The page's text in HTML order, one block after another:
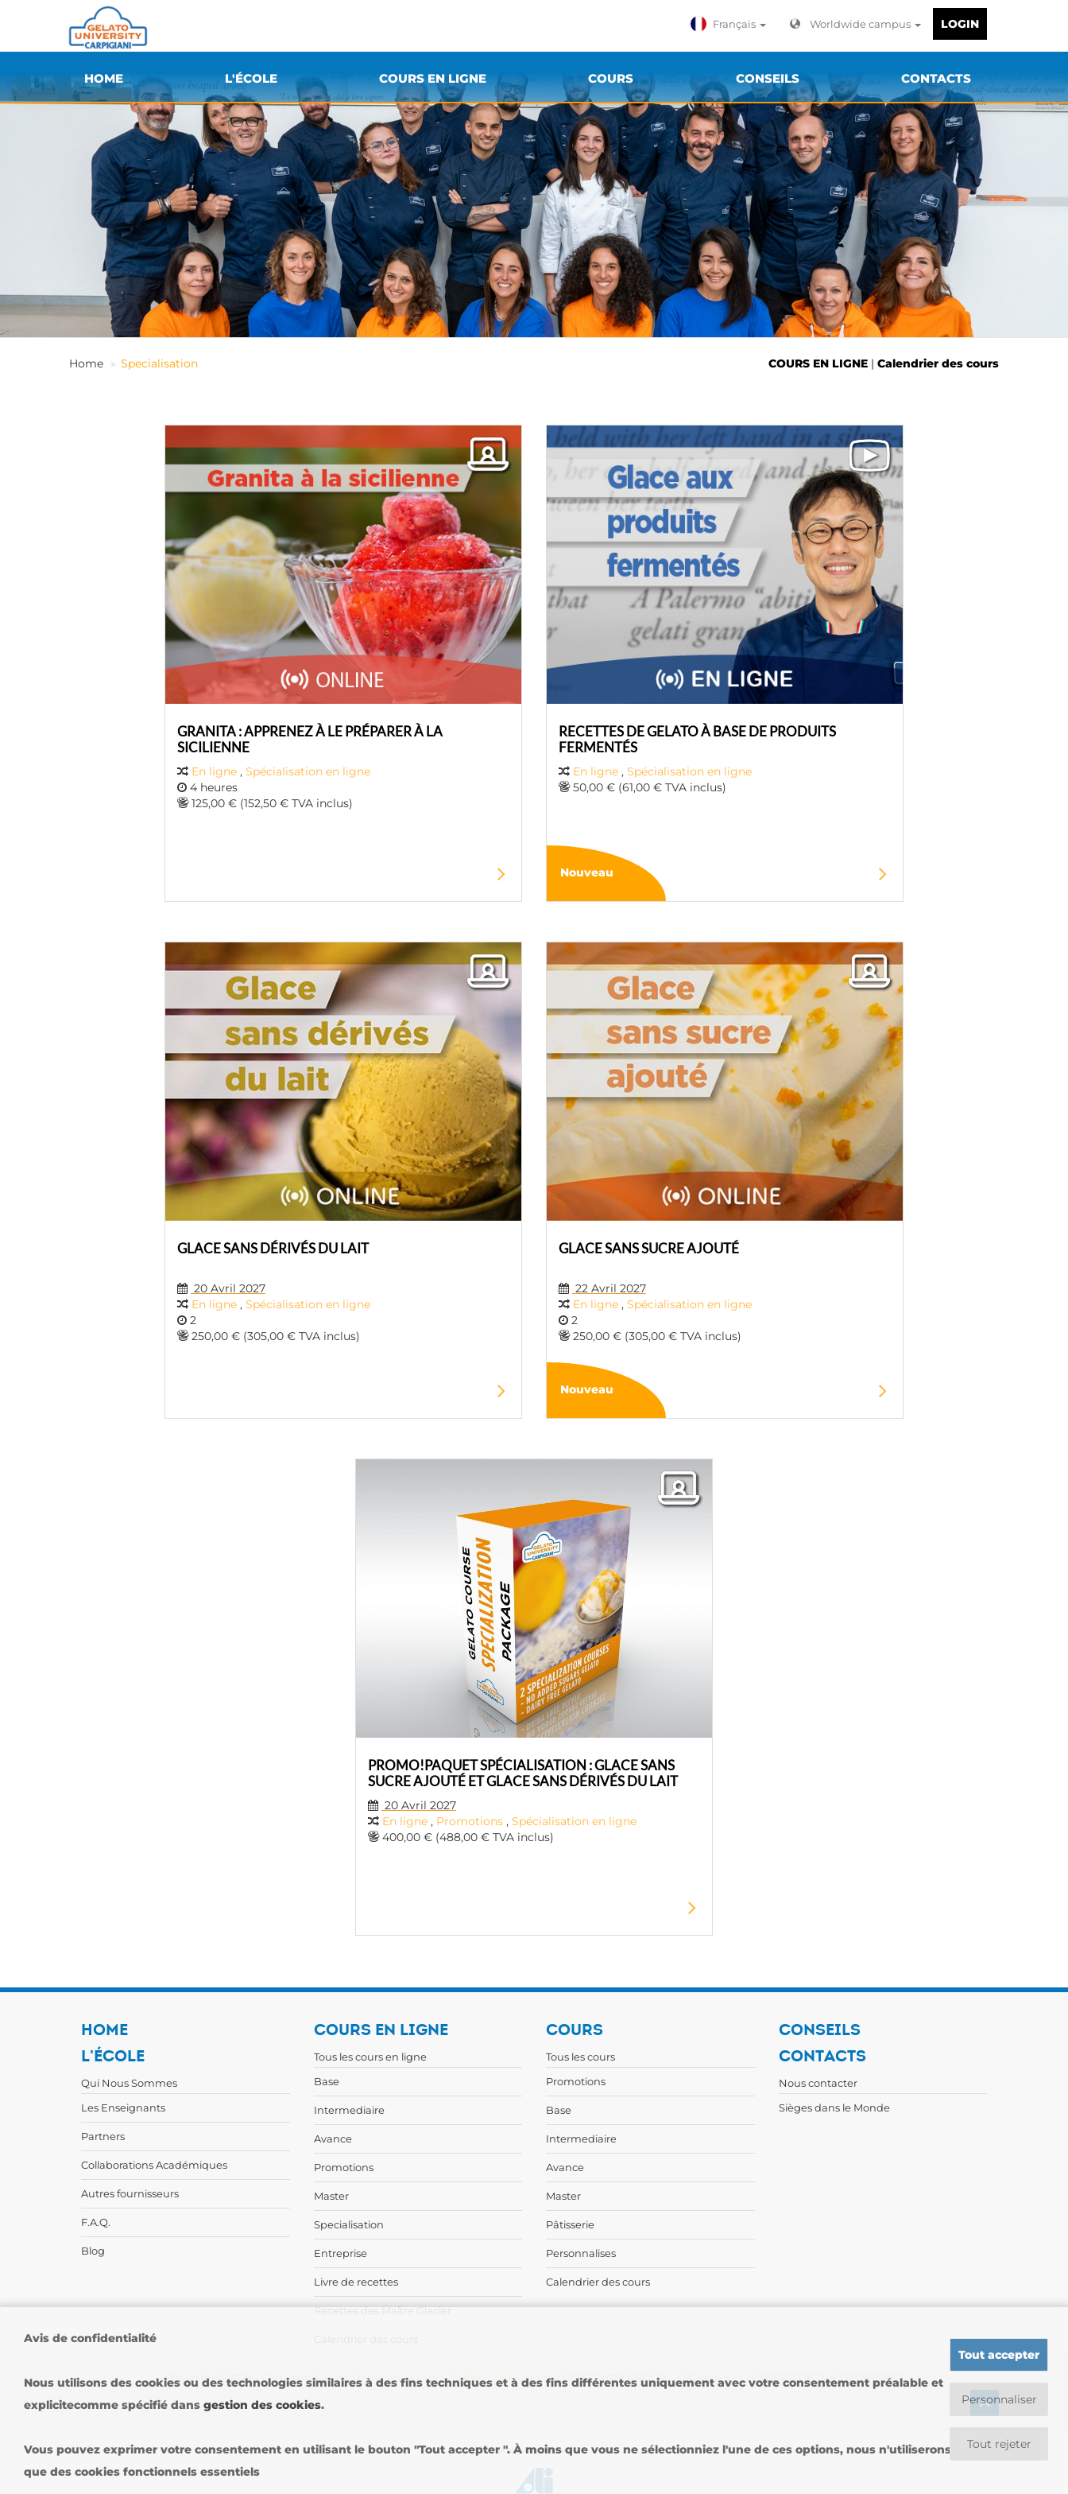
Français Worldwide campus LOGIN
HOME L'ÉCOLE COURS EN LIGNE COURS CONSEILS CONTACTS
Home Specialisation COURS EN LIGNE | Calendrier des cours
GRANITA : APPRENEZ À LE PRÉPARER À LA
SICILIENNE
En ligne , Spécialisation en ligne
4 heures
125,00 € (152,50 € TVA inclus)
RECETTES DE GELATO À BASE DE PRODUITS
FERMENTÉS
En ligne , Spécialisation en ligne
50,00 € (61,00 € TVA inclus)
Nouveau
GLACE SANS DÉRIVÉS DU LAIT
20 Avril 2027
En ligne , Spécialisation en ligne
2
250,00 € (305,00 € TVA inclus)
GLACE SANS SUCRE AJOUTÉ
22 Avril 2027
En ligne , Spécialisation en ligne
2
250,00 € (305,00 € TVA inclus)
Nouveau
PROMO!PAQUET SPÉCIALISATION : GLACE SANS
SUCRE AJOUTÉ ET GLACE SANS DÉRIVÉS DU LAIT
20 Avril 2027
En ligne , Promotions , Spécialisation en ligne
400,00 € (488,00 € TVA inclus)
HOME
L'ÉCOLE
Qui Nous Sommes
Les Enseignants
Partners
Collaborations Académiques
Autres fournisseurs
F.A.Q.
Blog
COURS EN LIGNE
Tous les cours en ligne
Base
Intermediaire
Avance
Promotions
Master
Specialisation
Entreprise
Livre de recettes
Recettes des Maître Glacier
COURS
Tous les cours
Promotions
Base
Intermediaire
Avance
Master
Pâtisserie
Personnalises
Calendrier des cours
CONSEILS
CONTACTS
Nous contacter
Sièges dans le Monde
Copyright © 2026 - Carpigiani Gelato University - Privacy Policy Cookie Policy | CARPIGIANI GROUP - Ali Group S.r.l. NUMÉRO DE TVA 13239980967
Avis de confidentialité
Nous utilisons des cookies ou des technologies similaires à des fins techniques et à des fins différentes uniquement avec votre consentement préalable et
explicitecomme spécifié dans gestion des cookies.
Vous pouvez exprimer votre consentement en utilisant le bouton "Tout accepter ". À moins que vous ne sélectionniez l'une de ces options, nous n'utiliserons
que des cookies fonctionnels essentiels
Tout accepter
Personnaliser
Tout rejeter